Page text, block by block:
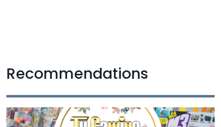
Recommendations